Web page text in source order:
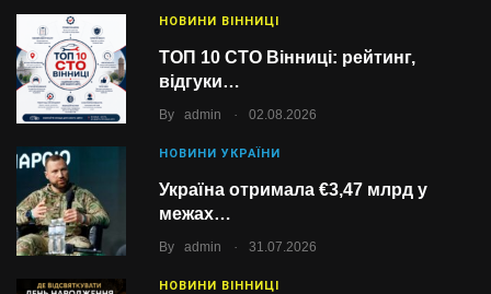
НОВИНИ ВІННИЦІ
ТОП 10 СТО Вінниці: рейтинг,
відгуки…
By admin . 02.08.2026
НОВИНИ УКРАЇНИ
Україна отримала €3,47 млрд у
межах…
By admin . 31.07.2026
НОВИНИ ВІННИЦІ